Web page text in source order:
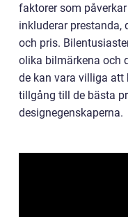
faktorer som
inkluderar prestanda,
och pris.
olika bilmärkena och
de kan vara villiga
tillgång till de bästa
designegenskaperna.